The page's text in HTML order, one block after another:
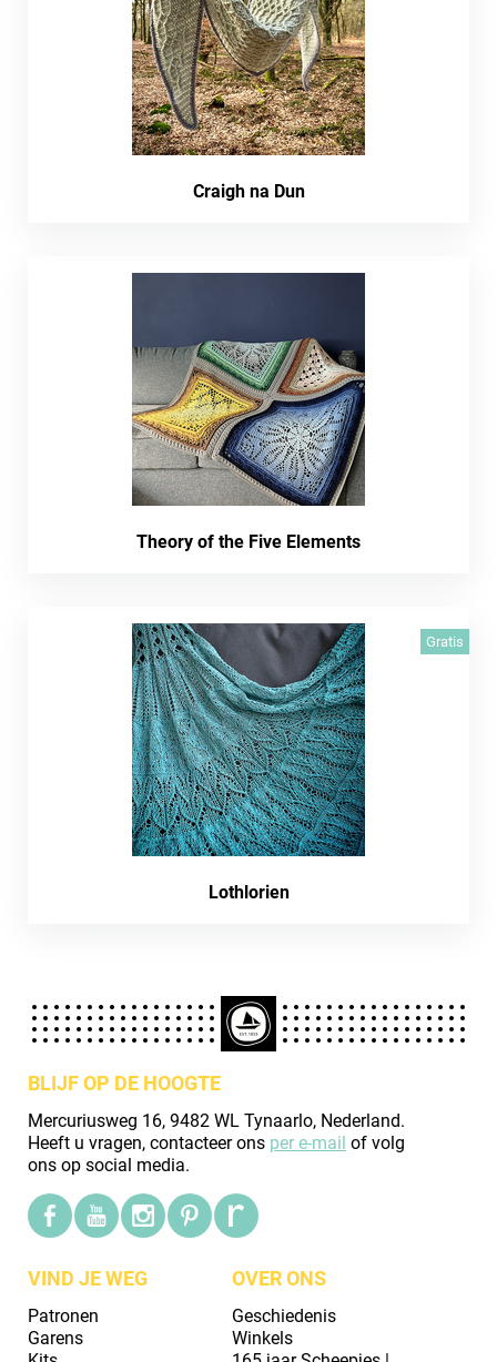
Craigh na Dun
Theory of the Five Elements
Gratis
Lothlorien
BLIJF OP DE HOOGTE
Mercuriusweg 16, 9482 WL Tynaarlo, Nederland.
Heeft u vragen, contacteer ons per e-mail of volg
ons op social media.
VIND JE WEG
Patronen
Garens
OVER ONS
Geschiedenis
Winkels